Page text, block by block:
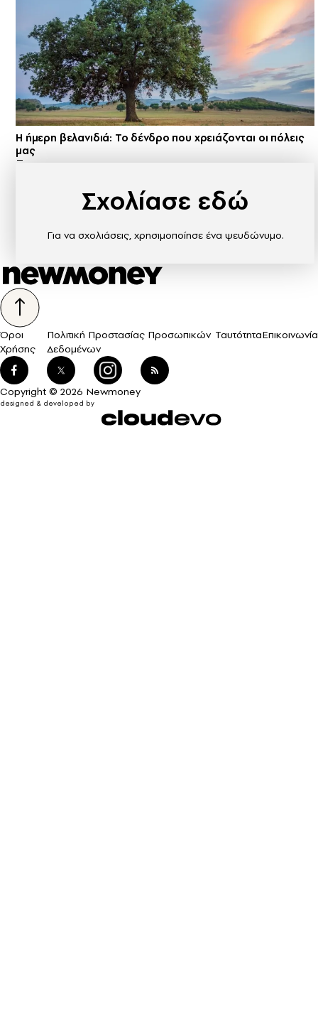
Η ήμερη βελανιδιά: Το δένδρο που χρειάζονται οι πόλεις
μας
Σχολίασε εδώ
Για να σχολιάσεις, χρησιμοποίησε ένα ψευδώνυμο.
Όροι
Χρήσης
Πολιτική Προστασίας Προσωπικών
Δεδομένων
ΤαυτότηταΕπικοινωνία
Copyright © 2026 Newmoney
designed & developed by